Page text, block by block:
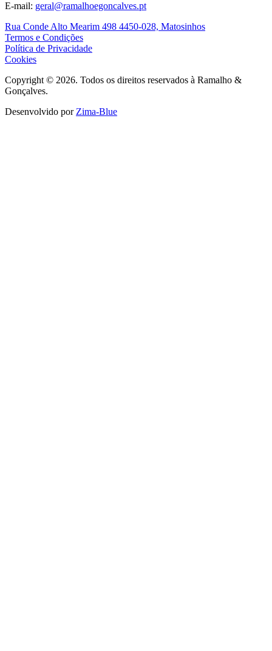
E-mail: geral@ramalhoegoncalves.pt
Rua Conde Alto Mearim 498 4450-028, Matosinhos
Termos e Condições
Política de Privacidade
Cookies
Copyright © 2026. Todos os direitos reservados à Ramalho &
Gonçalves.
Desenvolvido por Zima-Blue